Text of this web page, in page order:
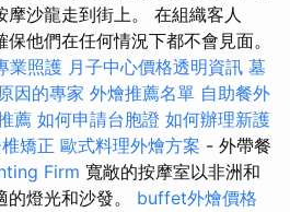
摩沙龍走到街上。 在組織客人
他們在任何情況下都不會見面。
業照護 月子中心價格透明資訊 墓
因的專家 外燴推薦名單 自助餐外
薦 如何申請台胞證 如何辦理新護
矯正 歐式料理外燴方案 - 外帶餐
Firm 寬敞的按摩室以非洲和
燈光和沙發。 buffet外燴價格